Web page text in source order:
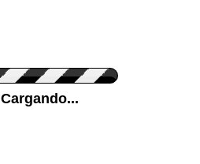
Cargando...
Pon tu foto de